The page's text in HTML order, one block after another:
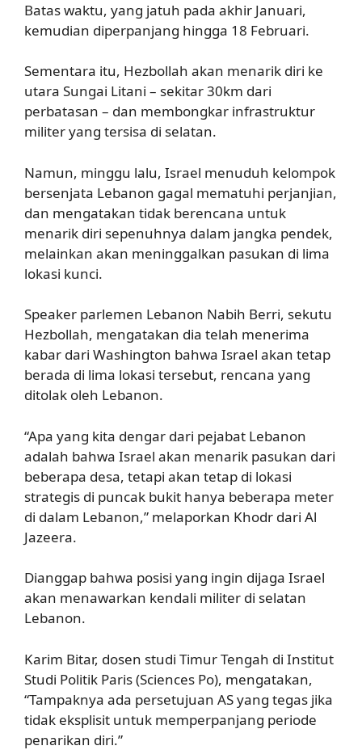
Batas waktu, yang jatuh pada akhir Januari,
kemudian diperpanjang hingga 18 Februari.
Sementara itu, Hezbollah akan menarik diri ke
utara Sungai Litani – sekitar 30km dari
perbatasan – dan membongkar infrastruktur
militer yang tersisa di selatan.
Namun, minggu lalu, Israel menuduh kelompok
bersenjata Lebanon gagal mematuhi perjanjian,
dan mengatakan tidak berencana untuk
menarik diri sepenuhnya dalam jangka pendek,
melainkan akan meninggalkan pasukan di lima
lokasi kunci.
Speaker parlemen Lebanon Nabih Berri, sekutu
Hezbollah, mengatakan dia telah menerima
kabar dari Washington bahwa Israel akan tetap
berada di lima lokasi tersebut, rencana yang
ditolak oleh Lebanon.
“Apa yang kita dengar dari pejabat Lebanon
adalah bahwa Israel akan menarik pasukan dari
beberapa desa, tetapi akan tetap di lokasi
strategis di puncak bukit hanya beberapa meter
di dalam Lebanon,” melaporkan Khodr dari Al
Jazeera.
Dianggap bahwa posisi yang ingin dijaga Israel
akan menawarkan kendali militer di selatan
Lebanon.
Karim Bitar, dosen studi Timur Tengah di Institut
Studi Politik Paris (Sciences Po), mengatakan,
“Tampaknya ada persetujuan AS yang tegas jika
tidak eksplisit untuk memperpanjang periode
penarikan diri.”